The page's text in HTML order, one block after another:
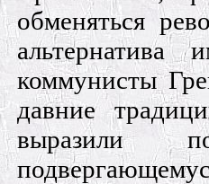
обменяться
альтернатива
коммунисты
давние
выразили